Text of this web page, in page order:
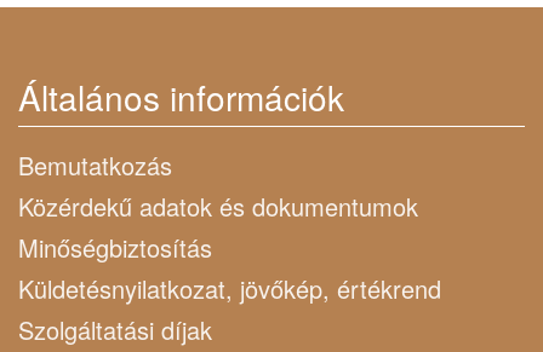
Általános információk
Bemutatkozás
Közérdekű adatok és dokumentumok
Minőségbiztosítás
Küldetésnyilatkozat, jövőkép, értékrend
Szolgáltatási díjak